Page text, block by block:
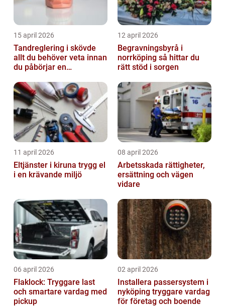
15 april 2026
Tandreglering i skövde
allt du behöver veta innan
du påbörjar en
12 april 2026
Begravningsbyrå i
norrköping så hittar du
rätt stöd i sorgen
11 april 2026
Eltjänster i kiruna trygg el
i en krävande miljö
08 april 2026
Arbetsskada rättigheter,
ersättning och vägen
vidare
06 april 2026
Flaklock: Tryggare last
och smartare vardag med
pickup
02 april 2026
Installera passersystem i
nyköping tryggare vardag
för företag och boende